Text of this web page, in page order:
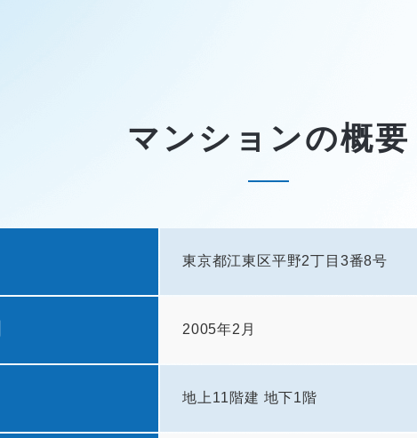
マンションの概要
東京都江東区平野2丁目3番8号
2005年2月
地上11階建 地下1階